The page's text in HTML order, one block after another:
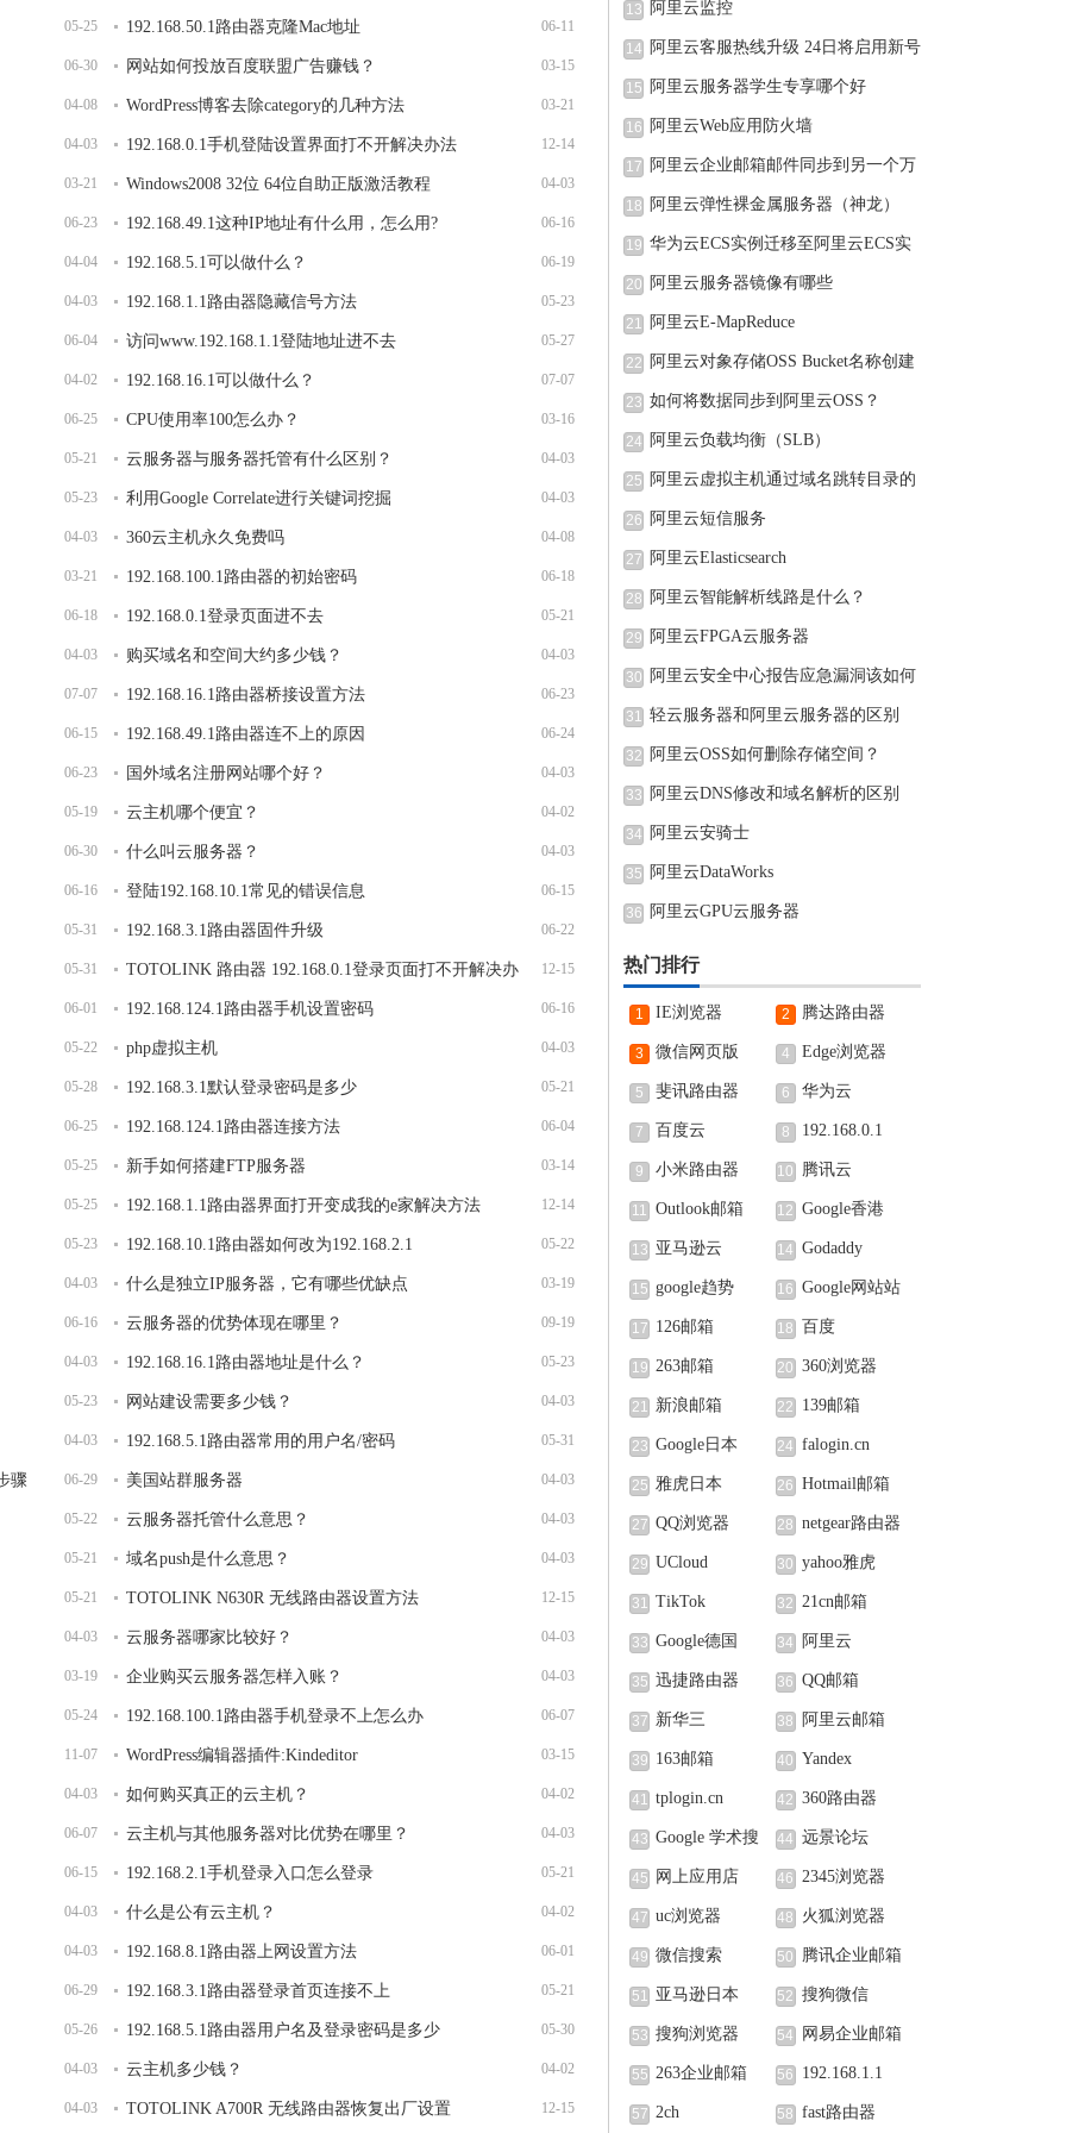
05-25 06-11
192.168.50.1路由器克隆Mac地址
06-30 03-15
网站如何投放百度联盟广告赚钱？
04-08 03-21
WordPress博客去除category的几种方法
04-03 12-14
192.168.0.1手机登陆设置界面打不开解决办法
03-21 04-03
Windows2008 32位 64位自助正版激活教程
06-23 06-16
192.168.49.1这种IP地址有什么用，怎么用?
04-04 06-19
192.168.5.1可以做什么？
04-03 05-23
192.168.1.1路由器隐藏信号方法
06-04 05-27
访问www.192.168.1.1登陆地址进不去
04-02 07-07
192.168.16.1可以做什么？
06-25 03-16
CPU使用率100怎么办？
05-21 04-03
云服务器与服务器托管有什么区别？
05-23 04-03
利用Google Correlate进行关键词挖掘
04-03 04-08
360云主机永久免费吗
03-21 06-18
192.168.100.1路由器的初始密码
06-18 05-21
192.168.0.1登录页面进不去
04-03 04-03
购买域名和空间大约多少钱？
07-07 06-23
192.168.16.1路由器桥接设置方法
06-15 06-24
192.168.49.1路由器连不上的原因
06-23 04-03
国外域名注册网站哪个好？
05-19 04-02
云主机哪个便宜？
06-30 04-03
什么叫云服务器？
06-16 06-15
登陆192.168.10.1常见的错误信息
05-31 06-22
192.168.3.1路由器固件升级
05-31 12-15
TOTOLINK 路由器 192.168.0.1登录页面打不开解决办
法
06-01 06-16
192.168.124.1路由器手机设置密码
05-22 04-03
php虚拟主机
05-28 05-21
192.168.3.1默认登录密码是多少
06-25 06-04
192.168.124.1路由器连接方法
05-25 03-14
新手如何搭建FTP服务器
05-25 12-14
192.168.1.1路由器界面打开变成我的e家解决方法
05-23 05-22
192.168.10.1路由器如何改为192.168.2.1
04-03 03-19
什么是独立IP服务器，它有哪些优缺点
06-16 09-19
云服务器的优势体现在哪里？
04-03 05-23
192.168.16.1路由器地址是什么？
05-23 04-03
网站建设需要多少钱？
04-03 05-31
192.168.5.1路由器常用的用户名/密码
06-29
骤 04-03
美国站群服务器
05-22 04-03
云服务器托管什么意思？
05-21 04-03
域名push是什么意思？
05-21 12-15
TOTOLINK N630R 无线路由器设置方法
04-03 04-03
云服务器哪家比较好？
03-19 04-03
企业购买云服务器怎样入账？
05-24 06-07
192.168.100.1路由器手机登录不上怎么办
11-07 03-15
WordPress编辑器插件:Kindeditor
04-03 04-02
如何购买真正的云主机？
06-07 04-03
云主机与其他服务器对比优势在哪里？
06-15 05-21
192.168.2.1手机登录入口怎么登录
04-03 04-02
什么是公有云主机？
04-03 06-01
192.168.8.1路由器上网设置方法
06-29 05-21
192.168.3.1路由器登录首页连接不上
05-26 05-30
192.168.5.1路由器用户名及登录密码是多少
04-03 04-02
云主机多少钱？
04-03 12-15
TOTOLINK A700R 无线路由器恢复出厂设置
13 阿里云监控
14 阿里云客服热线升级 24日将启用新号
15 阿里云服务器学生专享哪个好
16 阿里云Web应用防火墙
17 阿里云企业邮箱邮件同步到另一个万
18 阿里云弹性裸金属服务器（神龙）
19 华为云ECS实例迁移至阿里云ECS实
例的
20 阿里云服务器镜像有哪些
21 阿里云E-MapReduce
22
阿里云对象存储OSS Bucket名称创建
完可
23 如何将数据同步到阿里云OSS？
24 阿里云负载均衡（SLB）
25 阿里云虚拟主机通过域名跳转目录的
26 阿里云短信服务
27 阿里云Elasticsearch
28 阿里云智能解析线路是什么？
29 阿里云FPGA云服务器
30 阿里云安全中心报告应急漏洞该如何
31 轻云服务器和阿里云服务器的区别
32 阿里云OSS如何删除存储空间？
33 阿里云DNS修改和域名解析的区别
34 阿里云安骑士
35 阿里云DataWorks
36 阿里云GPU云服务器
热门排行
1 IE浏览器 2 腾达路由器
3 微信网页版 4 Edge浏览器
5 斐讯路由器 6 华为云
7 百度云 8 192.168.0.1
9 小米路由器 10 腾讯云
11 Outlook邮箱 12 Google香港
13 亚马逊云 14 Godaddy
15 google趋势 16 Google网站站
长中心
17 126邮箱 18 百度
19 263邮箱 20 360浏览器
21 新浪邮箱 22 139邮箱
23 Google日本 24 falogin.cn
25 雅虎日本 26 Hotmail邮箱
27 QQ浏览器 28 netgear路由器
29 UCloud 30 yahoo雅虎
31 TikTok 32 21cn邮箱
33 Google德国 34 阿里云
35 迅捷路由器 36 QQ邮箱
37 新华三 38 阿里云邮箱
39 163邮箱 40 Yandex
41 tplogin.cn 42 360路由器
43 Google 学术搜
索
44 远景论坛
45 网上应用店 46 2345浏览器
47 uc浏览器 48 火狐浏览器
49 微信搜索 50 腾讯企业邮箱
51 亚马逊日本 52 搜狗微信
53 搜狗浏览器 54 网易企业邮箱
55 263企业邮箱 56 192.168.1.1
57 2ch 58 fast路由器